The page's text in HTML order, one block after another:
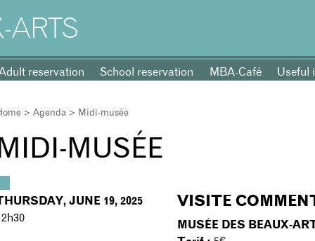
ARTS
reservation School reservation MBA-Café Useful
>Agenda > Midi-musée
MUSÉE
JUNE 19, 2025
VISITE
MUSÉE DES BEAUX-